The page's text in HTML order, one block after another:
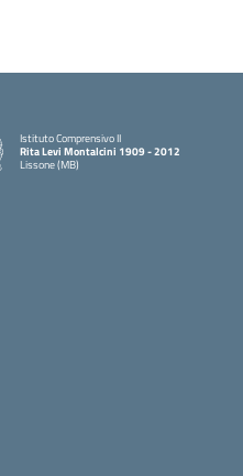
Istituto Comprensivo II
Rita Levi Montalcini 1909 - 2012
Lissone (MB)